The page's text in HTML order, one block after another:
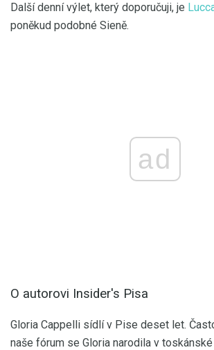
Další denní výlet, který doporučuji, je
poněkud podobné Sieně.
ad
O autorovi Insider's Pisa
Gloria Cappelli sídlí v Pise deset let.
naše fórum se Gloria narodila v